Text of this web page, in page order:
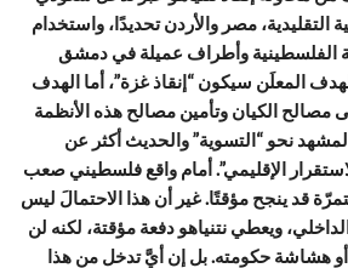
التقليدية، مصر والأردن تحديدًا، واستخدام
الفلسطينية وأطراف عميلة في دمشق
المعلَن سيكون “إنقاذ غزة”، أما الهدف
مصالح الكيان وتأمين مصالح هذه الأنظمة
نحو “التسوية” والحديث أكثر عن
الإقليمي”. أمام واقع فلسطيني صعب
قد ينجح مؤقتًا. غير أن هذا الاحتمالَ ليس
ويعطي نتنياهو دفعة مؤقتة، لكنه لن
أو هشاشة حكومته. بل إن أيَّ تدخل من هذا